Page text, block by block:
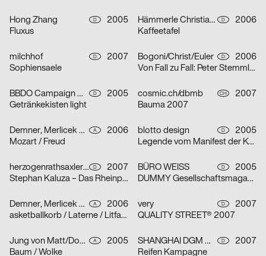
Hong Zhang D
2005
Fluxus
Hämmerle Christiane, blotto design D
2006
Kaffeetafel
milchhof D
2007
Sophiensaele
Bogoni/Christ/Euler D
2006
Von Fall zu Fall: Peter Stemmler
BBDO Campaign GmbH Düsseldorf D
2005
Getränkekisten light
cosmic.ch/dbmb CH
2007
Bauma 2007
Demner, Merlicek & Bergmann A
2006
Mozart / Freud
blotto design D
2005
Legende vom Manifest der Kommunistischen Partei
herzogenrathsaxler design D
2007
Stephan Kaluza – Das Rheinprojekt
BÜRO WEISS D
2005
DUMMY Gesellschaftsmagazin – Thema Revolution
Demner, Merlicek & Bergmann A
2006
asketballkorb / Laterne / Litfaßsäule
very D
2007
QUALITY STREET® 2007
Jung von Matt/Donau Werbeagentur GmbH A
2005
Baum / Wolke
SHANGHAI DGM Werbeagentur GmbH & Co. KG D
2007
Reifen Kampagne